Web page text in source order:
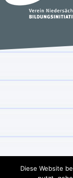
Diese Website